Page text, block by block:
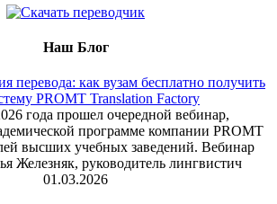
Наш Блог
перевода: как вузам бесплатно получить
PROMT Translation Factory
года прошел очередной вебинар,
программе компании PROMT
высших учебных заведений. Вебинар
Железняк, руководитель лингвистич
01.03.2026